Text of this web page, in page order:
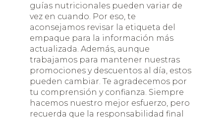
guías nutricionales pueden variar de
vez en cuando. Por eso, te
aconsejamos revisar la etiqueta del
empaque para la información más
actualizada. Además, aunque
trabajamos para mantener nuestras
promociones y descuentos al día, estos
pueden cambiar. Te agradecemos por
tu comprensión y confianza. Siempre
hacemos nuestro mejor esfuerzo, pero
recuerda que la responsabilidad final